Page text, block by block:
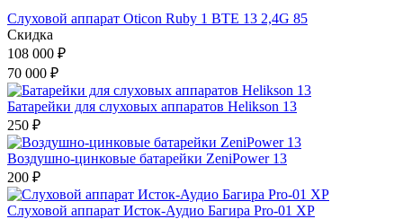
Слуховой аппарат Oticon Ruby 1 BTE 13 2,4G 85
Скидка
108 000 ₽
70 000 ₽
Батарейки для слуховых аппаратов Helikson 13
250 ₽
Воздушно-цинковые батарейки ZeniPower 13
200 ₽
Слуховой аппарат Исток-Аудио Багира Pro-01 XP